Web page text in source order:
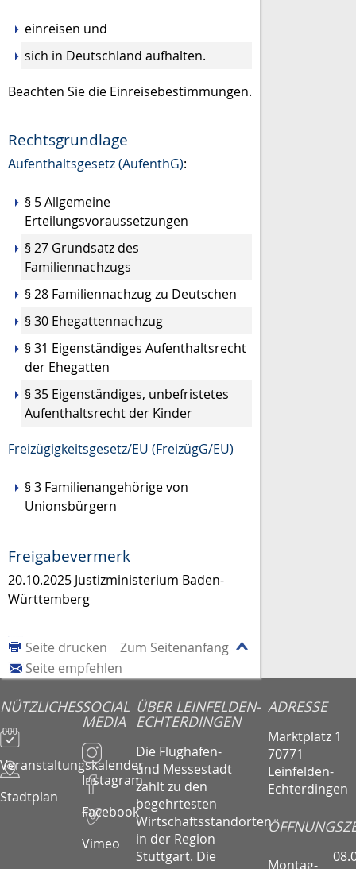
einreisen und
sich in Deutschland aufhalten.
Beachten Sie die Einreisebestimmungen.
Rechtsgrundlage
Aufenthaltsgesetz (AufenthG):
§ 5 Allgemeine
Erteilungsvoraussetzungen
§ 27 Grundsatz des
Familiennachzugs
§ 28 Familiennachzug zu Deutschen
§ 30 Ehegattennachzug
§ 31 Eigenständiges Aufenthaltsrecht
der Ehegatten
§ 35 Eigenständiges, unbefristetes
Aufenthaltsrecht der Kinder
Freizügigkeitsgesetz/EU (FreizügG/EU)
§ 3 Familienangehörige von
Unionsbürgern
Freigabevermerk
20.10.2025 Justizministerium Baden-
Württemberg
Zum Seitenanfang
Seite drucken
Seite empfehlen
NÜTZLICHES
Veranstaltungskalender
Stadtplan
SOCIAL
MEDIA
Instagram
Facebook
Vimeo
ÜBER LEINFELDEN-
ECHTERDINGEN
Die Flughafen-
und Messestadt
zählt zu den
begehrtesten
Wirtschaftsstandorten
in der Region
Stuttgart. Die
ADRESSE
Marktplatz 1
70771
Leinfelden-
Echterdingen
Montag-